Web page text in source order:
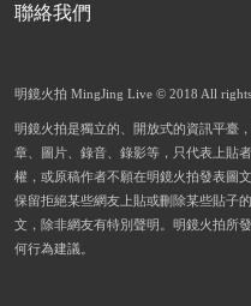
聯絡我們
明鏡火拍 MingJing Live © 2018 All rights
明鏡火拍是獨立的、開放式的資訊平臺
章、圖片、錄音、錄影等，只代表上貼
權，或原稿作者不願在明鏡火拍發表圖
保留拒絕某些網友上貼或刪除某些貼子
文，除非網友有特別聲明。明鏡火拍所
何行為建議。